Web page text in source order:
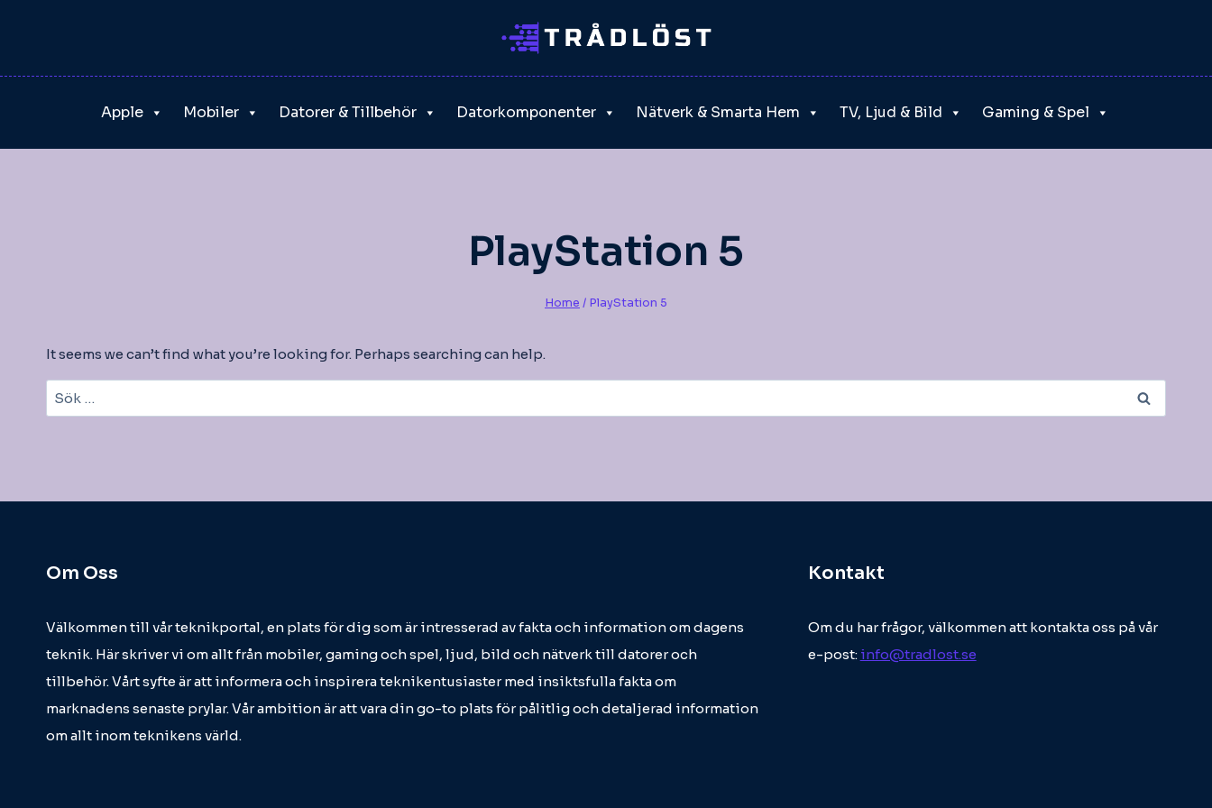
Apple Mobiler Datorer & Tillbehör Datorkomponenter Nätverk & Smarta Hem TV, Ljud & Bild Gaming & Spel
PlayStation 5
Home / PlayStation 5
It seems we can’t find what you’re looking for. Perhaps searching can help.
Sök
efter:
Om Oss
Välkommen till vår teknikportal, en plats för dig som är intresserad av fakta och information om dagens
teknik. Här skriver vi om allt från mobiler, gaming och spel, ljud, bild och nätverk till datorer och
tillbehör. Vårt syfte är att informera och inspirera teknikentusiaster med insiktsfulla fakta om
marknadens senaste prylar. Vår ambition är att vara din go-to plats för pålitlig och detaljerad information
om allt inom teknikens värld.
Kontakt
Om du har frågor, välkommen att kontakta oss på vår
e-post: info@tradlost.se